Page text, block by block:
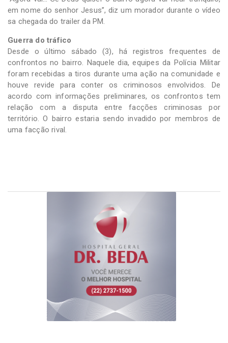
em nome do senhor Jesus”, diz um morador durante o vídeo
sa chegada do trailer da PM.
Guerra do tráfico
Desde o último sábado (3), há registros frequentes de
confrontos no bairro. Naquele dia, equipes da Polícia Militar
foram recebidas a tiros durante uma ação na comunidade e
houve revide para conter os criminosos envolvidos. De
acordo com informações preliminares, os confrontos tem
relação com a disputa entre facções criminosas por
território. O bairro estaria sendo invadido por membros de
uma facção rival.